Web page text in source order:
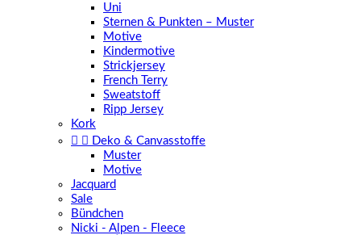
Uni
Sternen & Punkten – Muster
Motive
Kindermotive
Strickjersey
French Terry
Sweatstoff
Ripp Jersey
Kork
  Deko & Canvasstoffe
Muster
Motive
Jacquard
Sale
Bündchen
Nicki - Alpen - Fleece